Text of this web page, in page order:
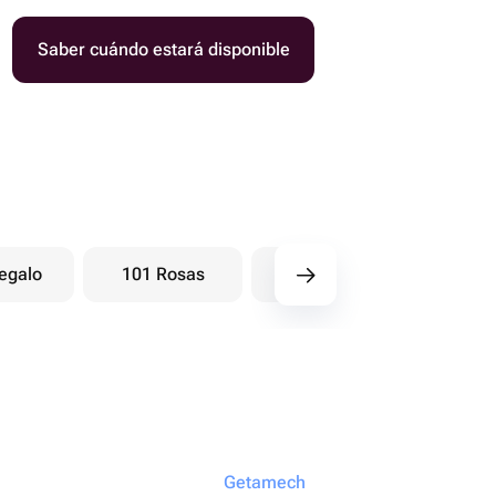
Saber cuándo estará disponible
101 Rosas Ramos baya
Getamech